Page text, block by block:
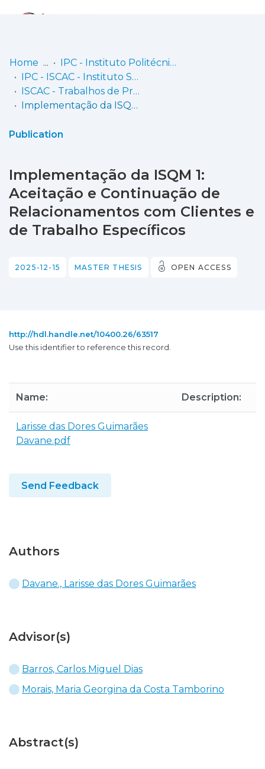
Communities
& Collections
Statistics
Home
IPC - Instituto Politécnico de Coimbra
IPC - ISCAC - Instituto Superior de Contabilidade e Administração de Coimbra
ISCAC - Trabalhos de Projeto | Relatórios de Estágio
Implementação da ISQM 1: Aceitação e Continuação de Relacionamentos com Clientes e de Trabalho Específicos
Publication
Implementação da ISQM 1:
Aceitação e Continuação de
Relacionamentos com Clientes e
de Trabalho Específicos
2025-12-15 MASTER THESIS OPEN ACCESS
http://hdl.handle.net/10400.26/63517
Use this identifier to reference this record.
Name: Description:
Larisse das Dores Guimarães
Davane.pdf
Send Feedback
Authors
Davane., Larisse das Dores Guimarães
Advisor(s)
Barros, Carlos Miguel Dias
Morais, Maria Georgina da Costa Tamborino
Abstract(s)